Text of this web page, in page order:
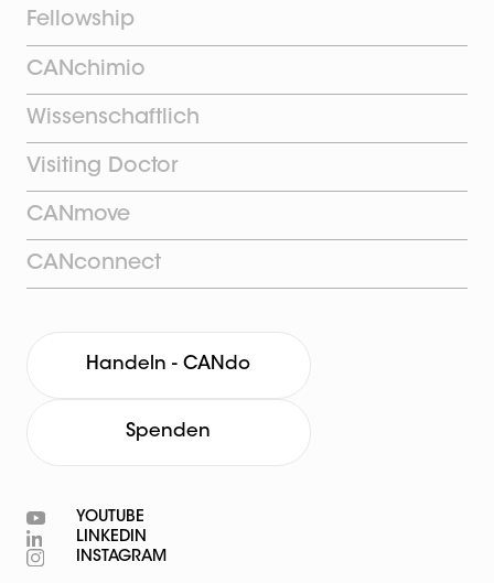
Fellowship
CANchimio
Wissenschaftlich
Visiting Doctor
CANmove
CANconnect
Handeln - CANdo
Spenden
YOUTUBE
LINKEDIN
INSTAGRAM